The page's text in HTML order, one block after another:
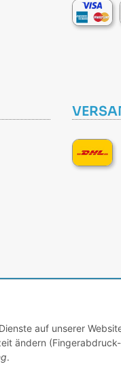
inkl. gesetzlicher USt.,
Markennamen u.
auf unserer
ändern
.